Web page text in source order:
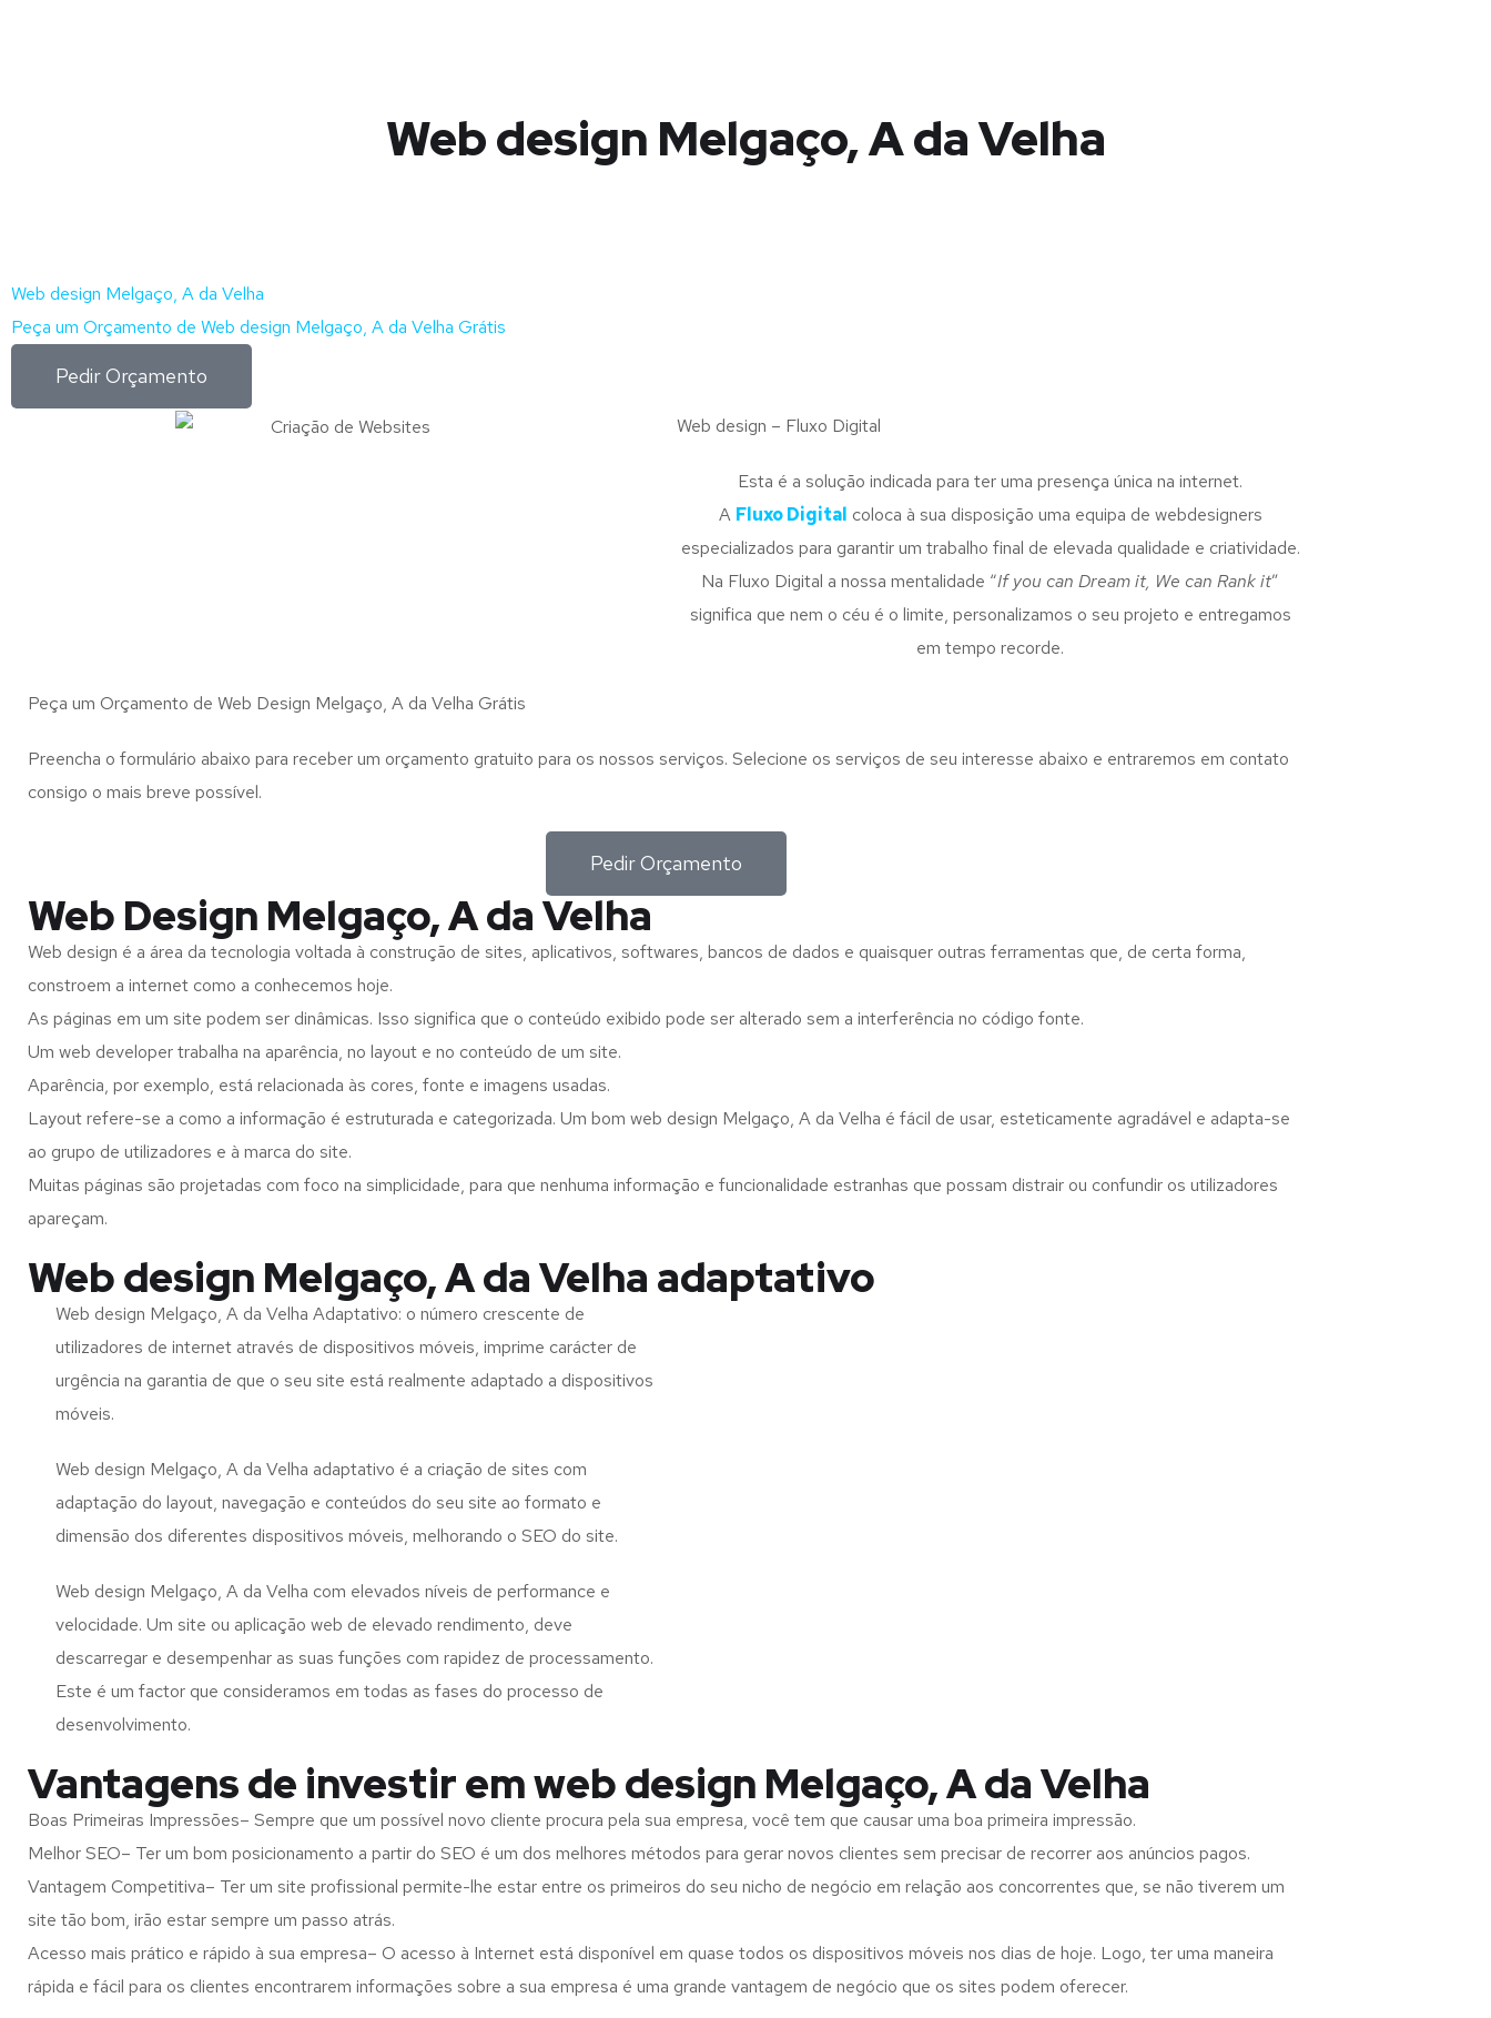
Web design Melgaço, A da Velha
Web design Melgaço, A da Velha
Peça um Orçamento de Web design Melgaço, A da Velha Grátis
Pedir Orçamento
Web design – Fluxo Digital
Esta é a solução indicada para ter uma presença única na internet.
A Fluxo Digital coloca à sua disposição uma equipa de webdesigners
especializados para garantir um trabalho final de elevada qualidade e criatividade.
Na Fluxo Digital a nossa mentalidade “If you can Dream it, We can Rank it”
significa que nem o céu é o limite, personalizamos o seu projeto e entregamos
em tempo recorde.
Peça um Orçamento de Web Design Melgaço, A da Velha Grátis
Preencha o formulário abaixo para receber um orçamento gratuito para os nossos serviços. Selecione os serviços de seu interesse abaixo e entraremos em contato
consigo o mais breve possível.
Pedir Orçamento
Web Design Melgaço, A da Velha
Web design é a área da tecnologia voltada à construção de sites, aplicativos, softwares, bancos de dados e quaisquer outras ferramentas que, de certa forma,
constroem a internet como a conhecemos hoje.
As páginas em um site podem ser dinâmicas. Isso significa que o conteúdo exibido pode ser alterado sem a interferência no código fonte.
Um web developer trabalha na aparência, no layout e no conteúdo de um site.
Aparência, por exemplo, está relacionada às cores, fonte e imagens usadas.
Layout refere-se a como a informação é estruturada e categorizada. Um bom web design Melgaço, A da Velha é fácil de usar, esteticamente agradável e adapta-se
ao grupo de utilizadores e à marca do site.
Muitas páginas são projetadas com foco na simplicidade, para que nenhuma informação e funcionalidade estranhas que possam distrair ou confundir os utilizadores
apareçam.
Web design Melgaço, A da Velha adaptativo
Web design Melgaço, A da Velha Adaptativo: o número crescente de
utilizadores de internet através de dispositivos móveis, imprime carácter de
urgência na garantia de que o seu site está realmente adaptado a dispositivos
móveis.
Web design Melgaço, A da Velha adaptativo é a criação de sites com
adaptação do layout, navegação e conteúdos do seu site ao formato e
dimensão dos diferentes dispositivos móveis, melhorando o SEO do site.
Web design Melgaço, A da Velha com elevados níveis de performance e
velocidade. Um site ou aplicação web de elevado rendimento, deve
descarregar e desempenhar as suas funções com rapidez de processamento.
Este é um factor que consideramos em todas as fases do processo de
desenvolvimento.
Vantagens de investir em web design Melgaço, A da Velha
Boas Primeiras Impressões– Sempre que um possível novo cliente procura pela sua empresa, você tem que causar uma boa primeira impressão.
Melhor SEO– Ter um bom posicionamento a partir do SEO é um dos melhores métodos para gerar novos clientes sem precisar de recorrer aos anúncios pagos.
Vantagem Competitiva– Ter um site profissional permite-lhe estar entre os primeiros do seu nicho de negócio em relação aos concorrentes que, se não tiverem um
site tão bom, irão estar sempre um passo atrás.
Acesso mais prático e rápido à sua empresa– O acesso à Internet está disponível em quase todos os dispositivos móveis nos dias de hoje. Logo, ter uma maneira
rápida e fácil para os clientes encontrarem informações sobre a sua empresa é uma grande vantagem de negócio que os sites podem oferecer.